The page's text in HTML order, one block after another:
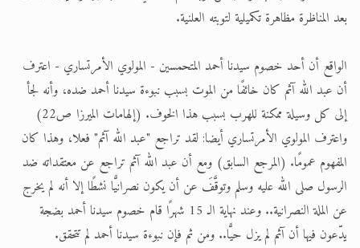
بعد المناظرة مظاهرة تكميلية لتوبته العلنية.
الواقع أن أحد خصوم سيدنا أحمد المتحمسين - المولوي الأمرتساري - اعترف
أن عبد الله آثم كان خائفًا من الموت بسبب نبوءة سيدنا أحمد ضده، وأنه لجأ
إلى كل وسيلة ممكنة للهرب بسبب هذا الخوف. (إلهامات الميرزا ص22)
واعترف المولوي الأمرتساري أيضا: لقد تراجع "عبد الله آثم" فعلا، وهذا كان
المفهوم عمومًا. (المرجع السابق) ومع أن عبد الله آثم تراجع عن معتقداته ضد
الرسول صلى الله عليه وسلم وتوقَّفَ عن أن يكون نصرانيًّا نشطًا إلا أنه لم يخرج
عن الملة النصرانية.. وعند نهاية الـ 15 شهرًا قام خصوم سيدنا أحمد بضجة
يدّعون فيها أن آثم لم يزل حيًّا.. ومن ثم فإن نبوءة سيدنا أحمد لم تتحقق.